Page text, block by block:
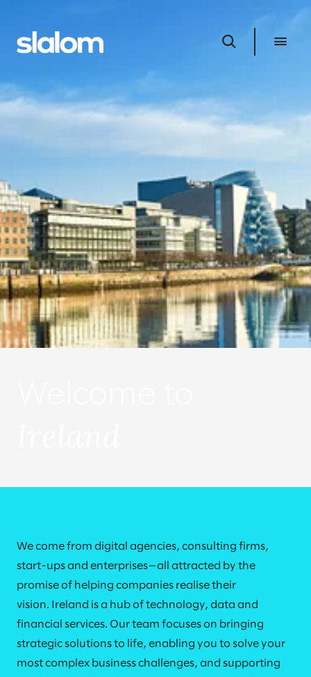
We come from digital agencies, consulting firms,
start-ups and enterprises—all attracted by the
promise of helping companies realise their
vision. Ireland is a hub of technology, data and
financial services. Our team focuses on bringing
strategic solutions to life, enabling you to solve your
most complex business challenges, and supporting